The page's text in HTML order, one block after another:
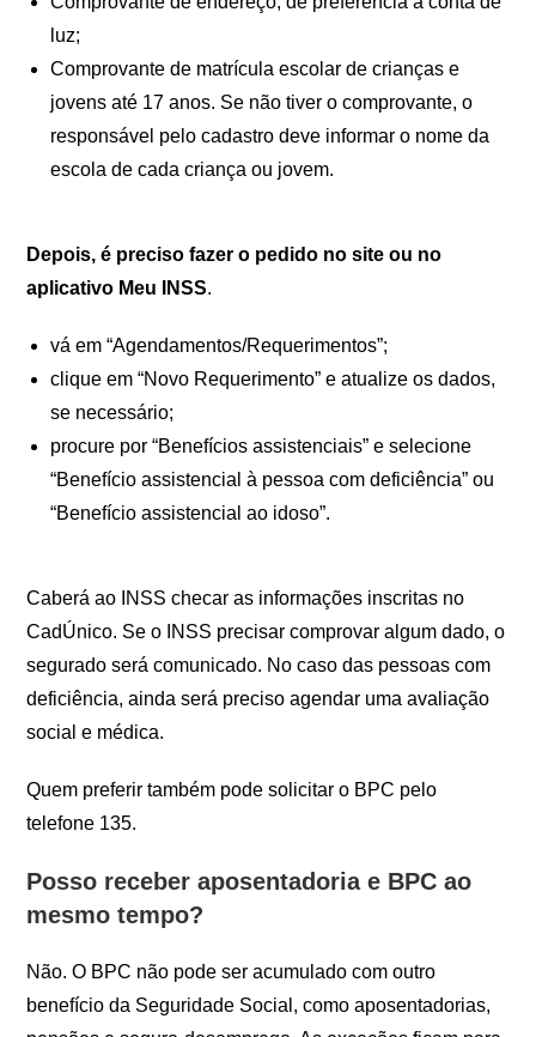
luz;
Comprovante de matrícula escolar de crianças e
jovens até 17 anos. Se não tiver o comprovante, o
responsável pelo cadastro deve informar o nome da
escola de cada criança ou jovem.
Depois, é preciso fazer o pedido no site ou no
aplicativo Meu INSS.
vá em “Agendamentos/Requerimentos”;
clique em “Novo Requerimento” e atualize os dados,
se necessário;
procure por “Benefícios assistenciais” e selecione
“Benefício assistencial à pessoa com deficiência” ou
“Benefício assistencial ao idoso”.
Caberá ao INSS checar as informações inscritas no
CadÚnico. Se o INSS precisar comprovar algum dado, o
segurado será comunicado. No caso das pessoas com
deficiência, ainda será preciso agendar uma avaliação
social e médica.
Quem preferir também pode solicitar o BPC pelo
telefone 135.
Posso receber aposentadoria e BPC ao
mesmo tempo?
Não. O BPC não pode ser acumulado com outro
benefício da Seguridade Social, como aposentadorias,